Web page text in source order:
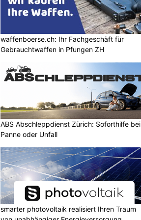
waffenboerse.ch: Ihr Fachgeschäft für
Gebrauchtwaffen in Pfungen ZH
ABS Abschleppdienst Zürich: Soforthilfe bei
Panne oder Unfall
smarter photovoltaik realisiert Ihren Traum